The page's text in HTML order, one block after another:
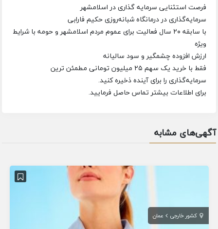
فرصت استثنایی سرمایه گذاری در اسلامشهر
سرمایه‌گذاری در درمانگاه شبانه‌روزی حکیم فارابی
با سابقه ۲۰ سال فعالیت برای عموم مردم اسلامشهر و حومه با شرایط
ویژه
ارزش افزوده چشمگیر و سود سالیانه
فقط با خرید یک سهم ۲۵ میلیون تومانی مطمئن ترین
سرمایه‌گذاری را برای آینده ذخیره کنید.
برای اطلاعات بیشتر تماس حاصل فرمایید.
آگهی‌های مشابه
کشور خارجی عمان